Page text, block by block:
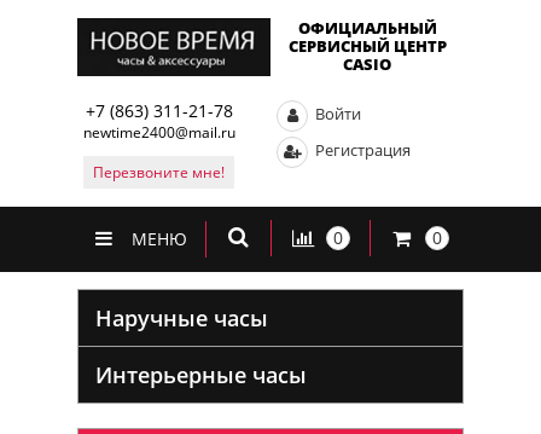
ОФИЦИАЛЬНЫЙ
СЕРВИСНЫЙ ЦЕНТР
CASIO
+7 (863) 311-21-78
newtime2400@mail.ru
Перезвоните мне!
Войти
Регистрация
МЕНЮ 0 0
Наручные часы
Интерьерные часы